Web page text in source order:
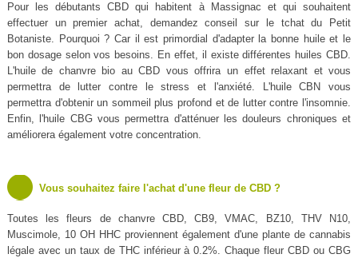
Pour les débutants CBD qui habitent à Massignac et qui souhaitent
effectuer un premier achat, demandez conseil sur le tchat du Petit
Botaniste. Pourquoi ? Car il est primordial d'adapter la bonne huile et le
bon dosage selon vos besoins. En effet, il existe différentes huiles CBD.
L'huile de chanvre bio au CBD vous offrira un effet relaxant et vous
permettra de lutter contre le stress et l'anxiété. L'huile CBN vous
permettra d'obtenir un sommeil plus profond et de lutter contre l'insomnie.
Enfin, l'huile CBG vous permettra d'atténuer les douleurs chroniques et
améliorera également votre concentration.
Vous souhaitez faire l'achat d'une fleur de CBD ?
Toutes les fleurs de chanvre CBD, CB9, VMAC, BZ10, THV N10,
Muscimole, 10 OH HHC proviennent également d'une plante de cannabis
légale avec un taux de THC inférieur à 0.2%. Chaque fleur CBD ou CBG